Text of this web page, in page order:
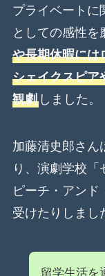
プライベートに
としての感性を
や長期休暇には
シェイクスピア
観劇しました。
加藤清史郎さん
り、演劇学校
ピーチ・アンド
受けたりしまし
留学生活を